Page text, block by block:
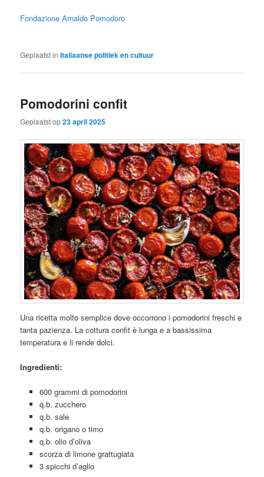
Fondazione Arnaldo Pomodoro
Geplaatst in Italiaanse politiek en cultuur
Pomodorini confit
Geplaatst op23 april 2025
Una ricetta molto semplice dove occorrono i pomodorini freschi e
tanta pazienza. La cottura confit è lunga e a bassissima
temperatura e li rende dolci.
Ingredienti:
600 grammi di pomodorini
q.b. zucchero
q.b. sale
q.b. origano o timo
q.b. olio d’oliva
scorza di limone grattugiata
3 spicchi d’aglio